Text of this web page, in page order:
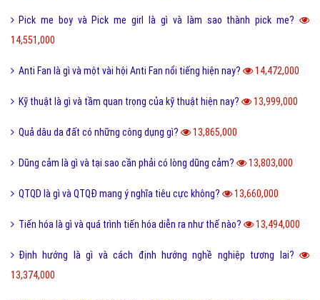
Pick me boy và Pick me girl là gì và làm sao thành pick me?
14,551,000
Anti Fan là gì và một vài hội Anti Fan nổi tiếng hiện nay? 14,472,000
Kỹ thuật là gì và tầm quan trọng của kỹ thuật hiện nay? 13,999,000
Quả dâu da đất có những công dụng gì? 13,865,000
Dũng cảm là gì và tại sao cần phải có lòng dũng cảm? 13,803,000
QTQD là gì và QTQĐ mang ý nghĩa tiêu cực không? 13,660,000
Tiến hóa là gì và quá trình tiến hóa diễn ra như thế nào? 13,494,000
Định hướng là gì và cách định hướng nghề nghiệp tương lai?
13,374,000